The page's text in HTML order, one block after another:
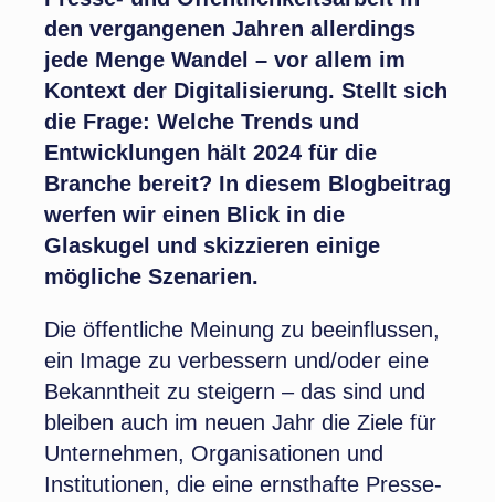
den vergangenen Jahren allerdings
jede Menge Wandel – vor allem im
Kontext der Digitalisierung. Stellt sich
die Frage: Welche Trends und
Entwicklungen hält 2024 für die
Branche bereit? In diesem Blogbeitrag
werfen wir einen Blick in die
Glaskugel und skizzieren einige
mögliche Szenarien.
Die öffentliche Meinung zu beeinflussen,
ein Image zu verbessern und/oder eine
Bekanntheit zu steigern – das sind und
bleiben auch im neuen Jahr die Ziele für
Unternehmen, Organisationen und
Institutionen, die eine ernsthafte Presse-